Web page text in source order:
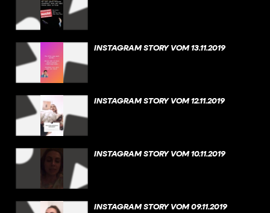
INSTAGRAM STORY VOM 13.11.2019
INSTAGRAM STORY VOM 12.11.2019
INSTAGRAM STORY VOM 10.11.2019
INSTAGRAM STORY VOM 09.11.2019